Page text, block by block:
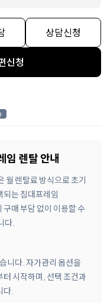
상담신청
신청
임 렌탈 안내
월 렌탈료 방식으로 초기
되는 침대프레임
매 부담 없이 이용할 수
다.
니다. 자가관리 옵션을
시작하며, 선택 조건과
다.